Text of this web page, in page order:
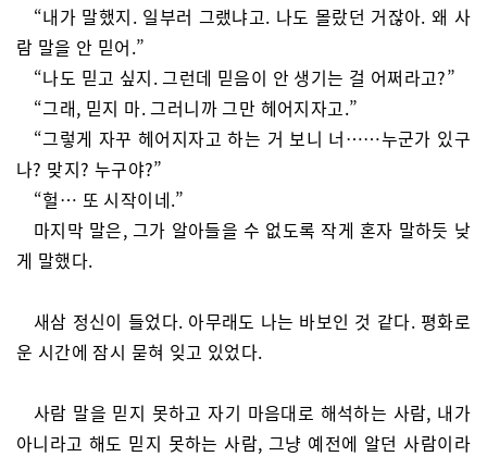
“내가 말했지. 일부러 그랬냐고. 나도 몰랐던 거잖아. 왜 사
람 말을 안 믿어.”
“나도 믿고 싶지. 그런데 믿음이 안 생기는 걸 어쩌라고?”
“그래, 믿지 마. 그러니까 그만 헤어지자고.”
“그렇게 자꾸 헤어지자고 하는 거 보니 너……누군가 있구
나? 맞지? 누구야?”
“헐… 또 시작이네.”
마지막 말은, 그가 알아들을 수 없도록 작게 혼자 말하듯 낮
게 말했다.
새삼 정신이 들었다. 아무래도 나는 바보인 것 같다. 평화로
운 시간에 잠시 묻혀 잊고 있었다.
사람 말을 믿지 못하고 자기 마음대로 해석하는 사람, 내가
아니라고 해도 믿지 못하는 사람, 그냥 예전에 알던 사람이라